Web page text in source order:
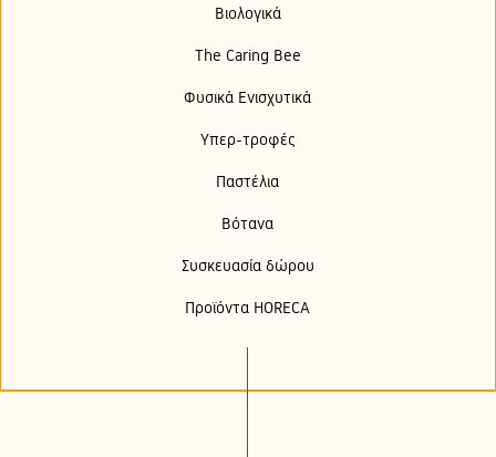
Βιολογικά
The Caring Bee
Φυσικά Ενισχυτικά
Υπερ-τροφές
Παστέλια
Βότανα
Συσκευασία δώρου
Προϊόντα HORECA